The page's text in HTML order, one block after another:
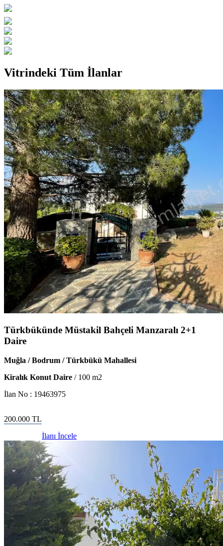
Vitrindeki Tüm İlanlar
Türkbükünde Müstakil Bahçeli Manzaralı 2+1
Daire
Muğla / Bodrum / Türkbükü Mahallesi
Kiralık Konut Daire / 100 m2
İlan No : 19463975
200.000 TL
İlanı İncele